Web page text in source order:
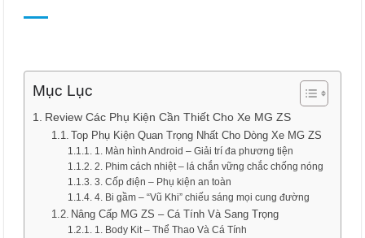
Mục Lục
Review Các Phụ Kiện Cần Thiết Cho Xe MG ZS
Top Phụ Kiện Quan Trọng Nhất Cho Dòng Xe MG ZS
1. Màn hình Android – Giải trí đa phương tiện
2. Phim cách nhiệt – lá chắn vững chắc chống nóng
3. Cốp điện – Phụ kiện an toàn
4. Bi gầm – “Vũ Khi” chiếu sáng mọi cung đường
Nâng Cấp MG ZS – Cá Tính Và Sang Trọng
1. Body Kit – Thể Thao Và Cá Tính